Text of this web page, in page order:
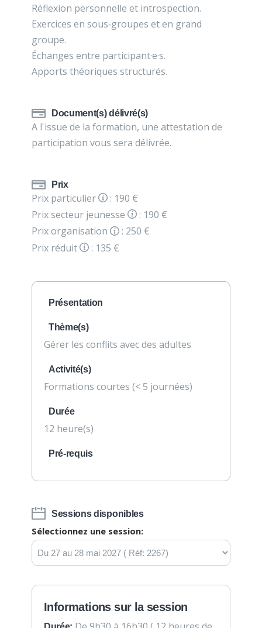
Réflexion personnelle et introspection.
Exercices en sous‑groupes et en grand
groupe.
Échanges entre participant·e·s.
Apports théoriques structurés.
Document(s) délivré(s)
A l'issue de la formation, une attestation de
participation vous sera délivrée.
Prix
Prix particulier
: 190 €
Prix secteur jeunesse
: 190 €
Prix organisation
: 250 €
Prix réduit
: 135 €
Présentation
Thème(s)
Gérer les conflits avec des adultes
Activité(s)
Formations courtes (< 5 journées)
Durée
12 heure(s)
Pré-requis
Sessions disponibles
Sélectionnez une session:
Informations sur la session